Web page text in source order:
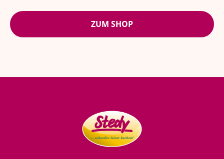
ZUM SHOP